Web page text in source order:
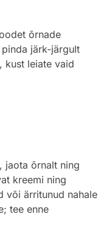
õrnade
järk-järgult
, kust leiate vaid
jaota õrnalt ning
kreemi ning
või ärritunud nahale
tee enne